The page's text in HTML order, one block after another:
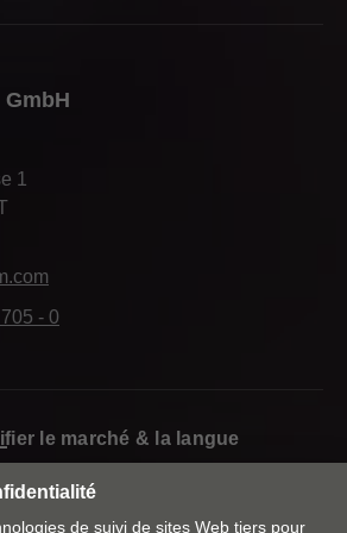
1
- 0
le marché & la langue
Mentions obligatoires